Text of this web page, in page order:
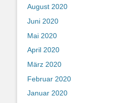
August 2020
Juni 2020
Mai 2020
April 2020
März 2020
Februar 2020
Januar 2020